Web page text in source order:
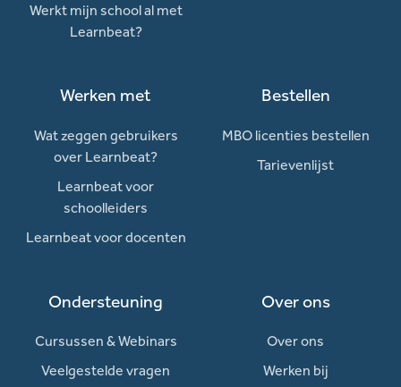
Werkt mijn school al met
Learnbeat?
Werken met
Wat zeggen gebruikers
over Learnbeat?
Learnbeat voor
schoolleiders
Learnbeat voor docenten
Bestellen
MBO licenties bestellen
Tarievenlijst
Ondersteuning
Cursussen & Webinars
Veelgestelde vragen
Over ons
Over ons
Werken bij